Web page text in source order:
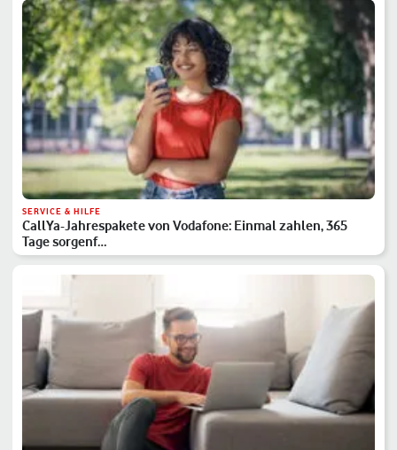
SERVICE & HILFE
CallYa-Jahrespakete von Vodafone: Einmal zahlen, 365
Tage sorgenf…